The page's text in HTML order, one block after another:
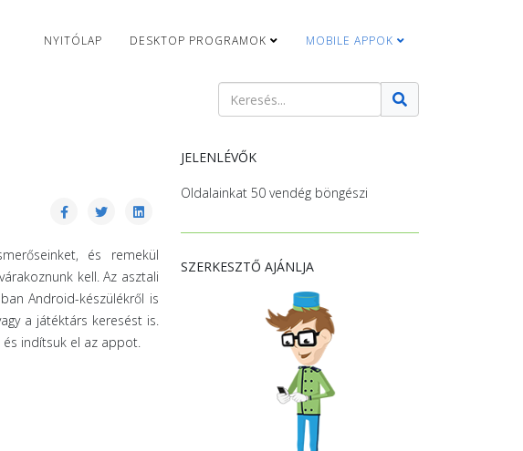
NYITÓLAP DESKTOP PROGRAMOK MOBILE APPOK
Keresés
és remekül
kell. Az asztali
Android-készülékről is
a játéktárs keresést is.
és indítsuk el az appot.
JELENLÉVŐK
Oldalainkat 50 vendég böngészi
SZERKESZTŐ AJÁNLJA